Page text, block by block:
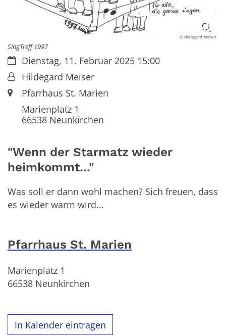
© Hildegard Meiser
SingTreff 1997
Datum:Dienstag, 11. Februar 2025 15:00
Von:Hildegard Meiser
Ort:Pfarrhaus St. Marien
Marienplatz 1
66538Neunkirchen
"Wenn der Starmatz wieder
heimkommt..."
Was soll er dann wohl machen? Sich freuen, dass
es wieder warm wird...
Pfarrhaus St. Marien
Marienplatz 1
66538 Neunkirchen
In Kalender eintragen